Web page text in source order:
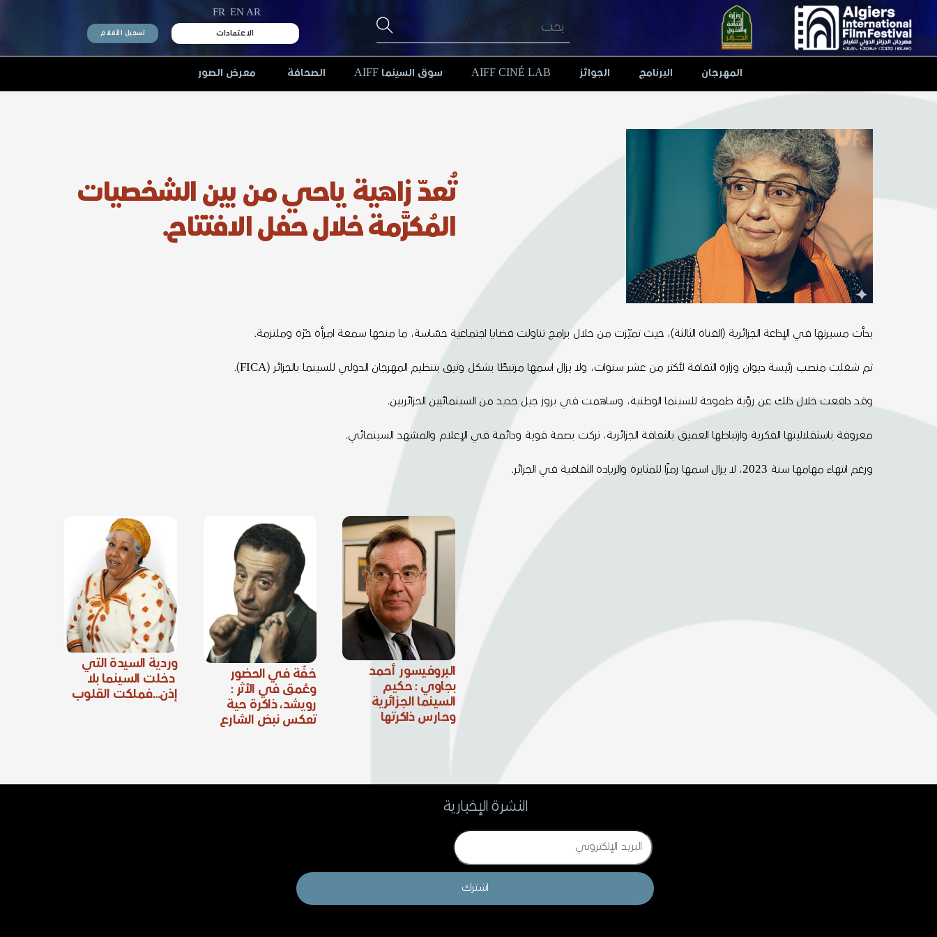
content
AR
EN
FR
الاعتمادات تسجيل الأفلام
المهرجان البرنامج الجوائز AIFF CINÉ LAB سوق السينما AIFF الصحافة معرض الصور
تُعدّ زاهية ياحي من بين الشخصيات
المُكرَّمة خلال حفل الافتتاح.
بدأت مسيرتها في الإذاعة الجزائرية (القناة الثالثة)، حيث تميّزت من خلال برامج تناولت قضايا اجتماعية حسّاسة، ما منحها سمعة امرأة حرّة وملتزمة.
ثم شغلت منصب رئيسة ديوان وزارة الثقافة لأكثر من عشر سنوات، ولا يزال اسمها مرتبطًا بشكل وثيق بتنظيم المهرجان الدولي للسينما بالجزائر (FICA).
وقد دافعت خلال ذلك عن رؤية طموحة للسينما الوطنية، وساهمت في بروز جيل جديد من السينمائيين الجزائريين.
معروفة باستقلاليتها الفكرية وارتباطها العميق بالثقافة الجزائرية، تركت بصمة قوية ودائمة في الإعلام والمشهد السينمائي.
ورغم انتهاء مهامها سنة 2023، لا يزال اسمها رمزًا للمثابرة والريادة الثقافية في الجزائر.
وردية السيدة التي
دخلت السينما بلا
إذن…فملكت القلوب
خفّة في الحضور
وعُمق في الأثر :
رويشد، ذاكرة حية
تعكس نبض الشارع
البروفيسور أحمد
بجاوي : حكيم
السينما الجزائرية
وحارس ذاكرتها
النشرة الإخبارية
Email
اشترك